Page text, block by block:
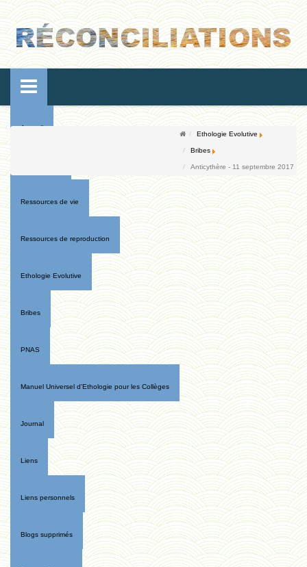
Accueil
Ressources de vie
Ressources de reproduction
Ethologie Evolutive
Bribes
PNAS
Manuel Universel d'Ethologie pour les Collèges
Journal
Liens
Liens personnels
Blogs supprimés
Ethologie Evolutive
Bribes
Anticythère - 11 septembre 2017